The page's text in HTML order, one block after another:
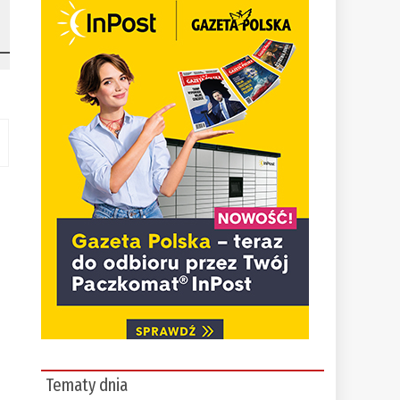
Tematy dnia